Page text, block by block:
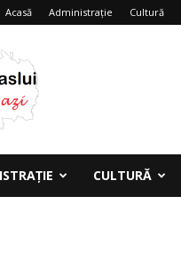
Acasă Administrație Cultură
CULTURĂ